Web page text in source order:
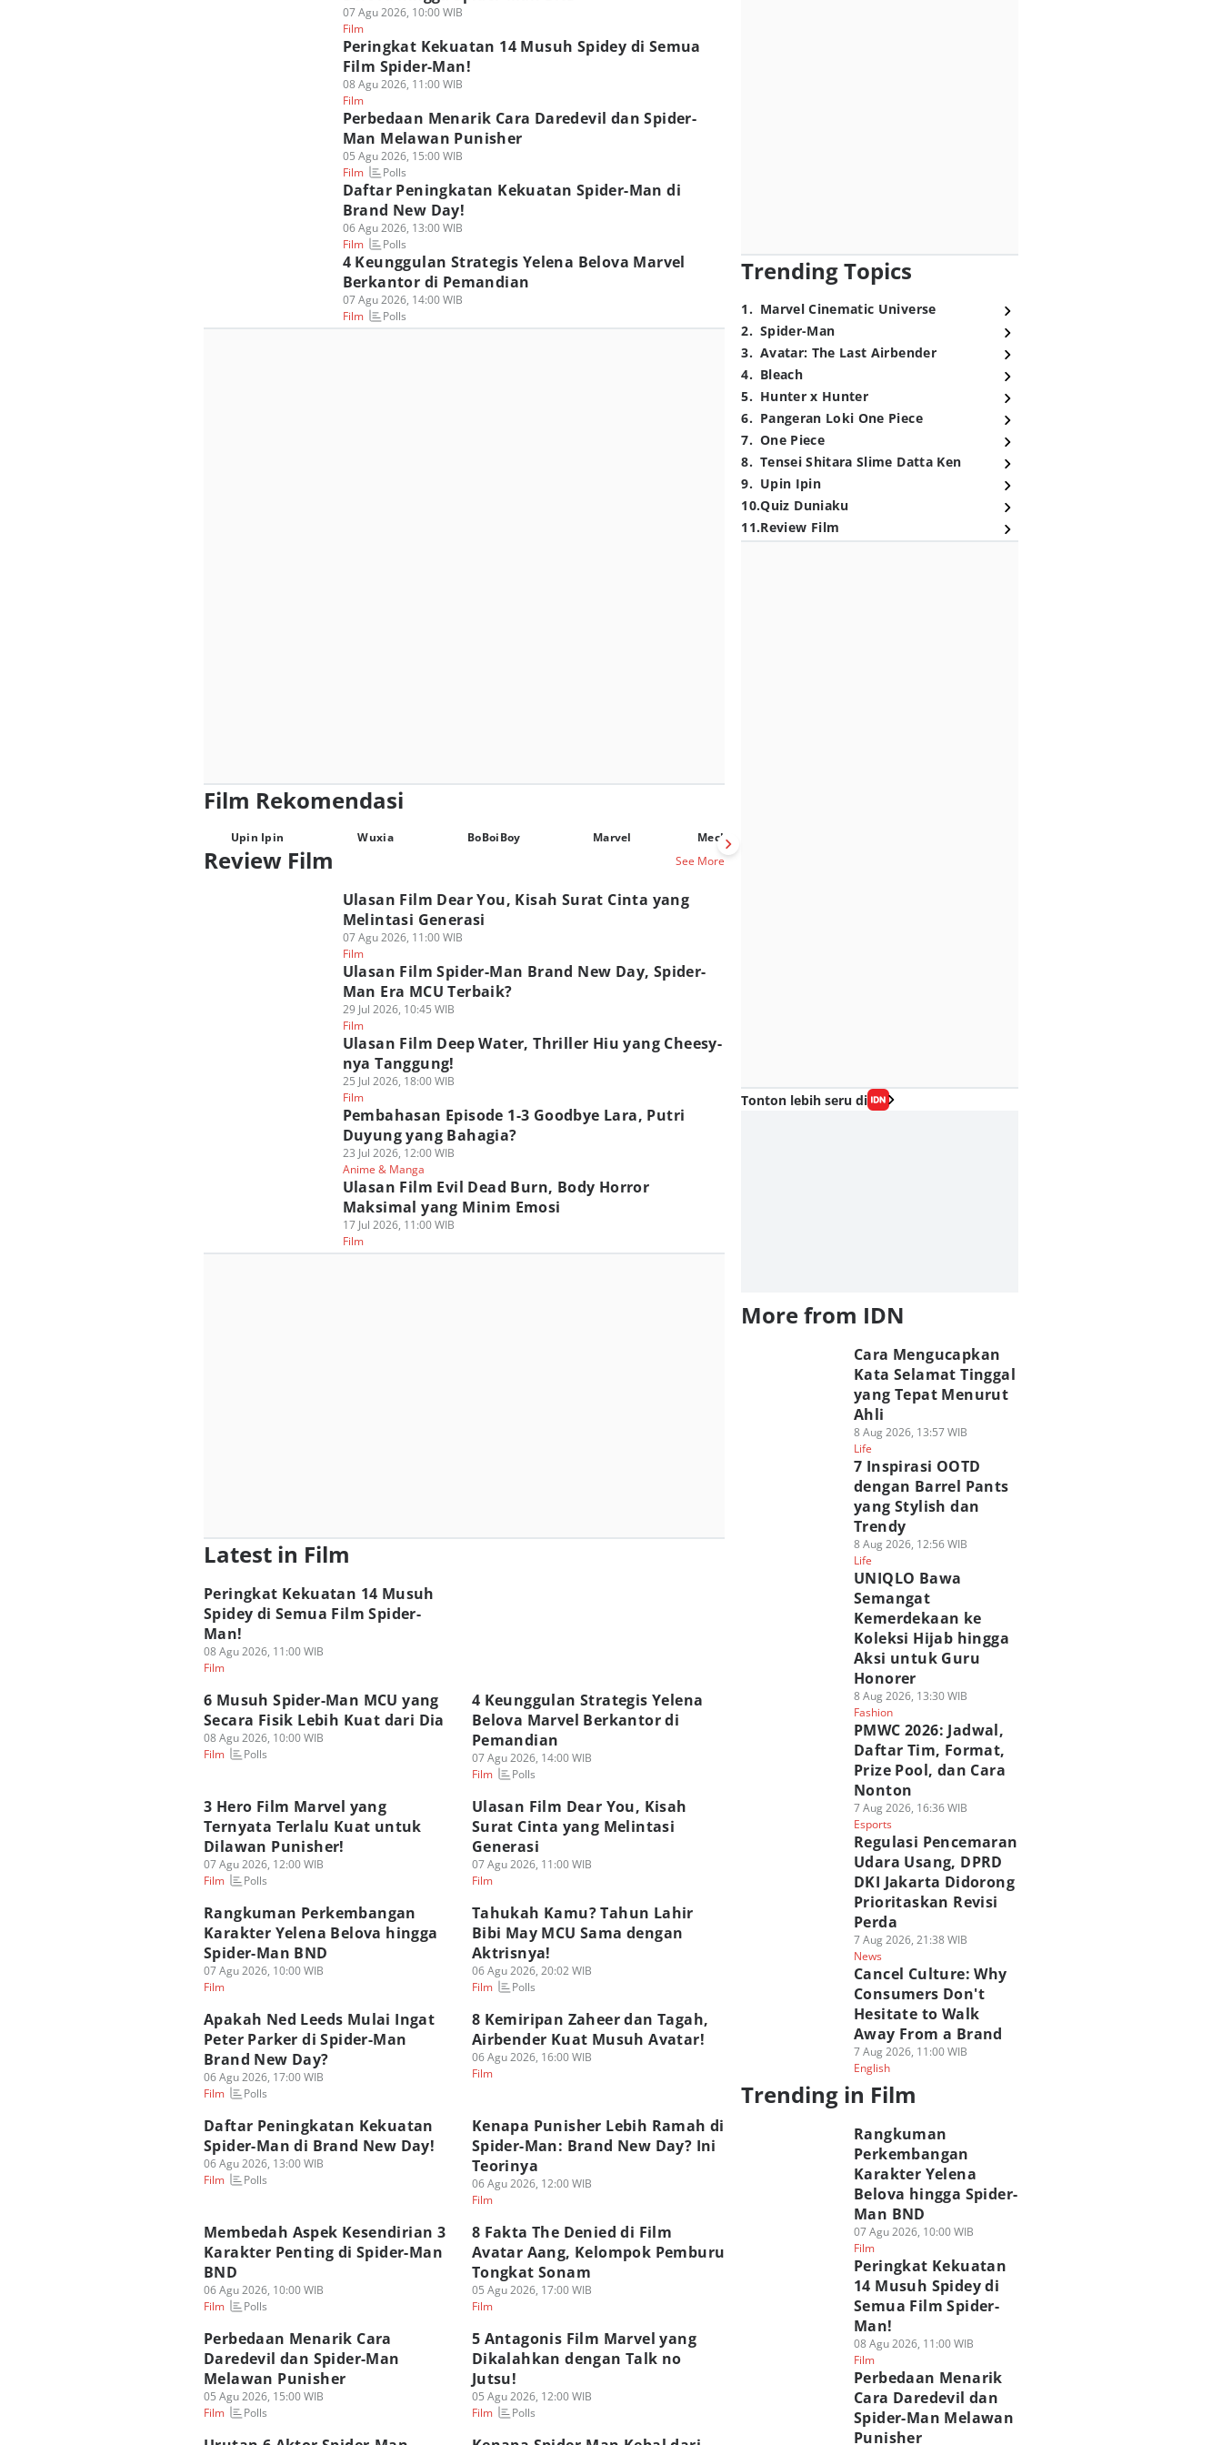
07 Agu 2026, 10:00 WIB
Film
Peringkat Kekuatan 14 Musuh Spidey di Semua
Film Spider-Man!
08 Agu 2026, 11:00 WIB
Film
Perbedaan Menarik Cara Daredevil dan Spider-
Man Melawan Punisher
05 Agu 2026, 15:00 WIB
Film
Polls
Daftar Peningkatan Kekuatan Spider-Man di
Brand New Day!
06 Agu 2026, 13:00 WIB
Film
Polls
4 Keunggulan Strategis Yelena Belova Marvel
Berkantor di Pemandian
07 Agu 2026, 14:00 WIB
Film
Polls
Film Rekomendasi
Upin Ipin Wuxia BoBoiBoy Marvel Mechamato
Review Film See More
Ulasan Film Dear You, Kisah Surat Cinta yang
Melintasi Generasi
07 Agu 2026, 11:00 WIB
Film
Ulasan Film Spider-Man Brand New Day, Spider-
Man Era MCU Terbaik?
29 Jul 2026, 10:45 WIB
Film
Ulasan Film Deep Water, Thriller Hiu yang Cheesy-
nya Tanggung!
25 Jul 2026, 18:00 WIB
Film
Pembahasan Episode 1-3 Goodbye Lara, Putri
Duyung yang Bahagia?
23 Jul 2026, 12:00 WIB
Anime & Manga
Ulasan Film Evil Dead Burn, Body Horror
Maksimal yang Minim Emosi
17 Jul 2026, 11:00 WIB
Film
Latest in Film
Peringkat Kekuatan 14 Musuh
Spidey di Semua Film Spider-
Man!
08 Agu 2026, 11:00 WIB
Film
6 Musuh Spider-Man MCU yang
Secara Fisik Lebih Kuat dari Dia
08 Agu 2026, 10:00 WIB
Film
Polls
4 Keunggulan Strategis Yelena
Belova Marvel Berkantor di
Pemandian
07 Agu 2026, 14:00 WIB
Film
Polls
3 Hero Film Marvel yang
Ternyata Terlalu Kuat untuk
Dilawan Punisher!
07 Agu 2026, 12:00 WIB
Film
Polls
Ulasan Film Dear You, Kisah
Surat Cinta yang Melintasi
Generasi
07 Agu 2026, 11:00 WIB
Film
Rangkuman Perkembangan
Karakter Yelena Belova hingga
Spider-Man BND
07 Agu 2026, 10:00 WIB
Film
Tahukah Kamu? Tahun Lahir
Bibi May MCU Sama dengan
Aktrisnya!
06 Agu 2026, 20:02 WIB
Film
Polls
Apakah Ned Leeds Mulai Ingat
Peter Parker di Spider-Man
Brand New Day?
06 Agu 2026, 17:00 WIB
Film
Polls
8 Kemiripan Zaheer dan Tagah,
Airbender Kuat Musuh Avatar!
06 Agu 2026, 16:00 WIB
Film
Daftar Peningkatan Kekuatan
Spider-Man di Brand New Day!
06 Agu 2026, 13:00 WIB
Film
Polls
Kenapa Punisher Lebih Ramah di
Spider-Man: Brand New Day? Ini
Teorinya
06 Agu 2026, 12:00 WIB
Film
Membedah Aspek Kesendirian 3
Karakter Penting di Spider-Man
BND
06 Agu 2026, 10:00 WIB
Film
Polls
8 Fakta The Denied di Film
Avatar Aang, Kelompok Pemburu
Tongkat Sonam
05 Agu 2026, 17:00 WIB
Film
Perbedaan Menarik Cara
Daredevil dan Spider-Man
Melawan Punisher
05 Agu 2026, 15:00 WIB
Film
Polls
5 Antagonis Film Marvel yang
Dikalahkan dengan Talk no
Jutsu!
05 Agu 2026, 12:00 WIB
Film
Polls
Trending Topics
1. Marvel Cinematic Universe
2. Spider-Man
3. Avatar: The Last Airbender
4. Bleach
5. Hunter x Hunter
6. Pangeran Loki One Piece
7. One Piece
8. Tensei Shitara Slime Datta Ken
9. Upin Ipin
10.Quiz Duniaku
11.Review Film
Tonton lebih seru di
More from IDN
Cara Mengucapkan
Kata Selamat Tinggal
yang Tepat Menurut
Ahli
8 Aug 2026, 13:57 WIB
Life
7 Inspirasi OOTD
dengan Barrel Pants
yang Stylish dan
Trendy
8 Aug 2026, 12:56 WIB
Life
UNIQLO Bawa
Semangat
Kemerdekaan ke
Koleksi Hijab hingga
Aksi untuk Guru
Honorer
8 Aug 2026, 13:30 WIB
Fashion
PMWC 2026: Jadwal,
Daftar Tim, Format,
Prize Pool, dan Cara
Nonton
7 Aug 2026, 16:36 WIB
Esports
Regulasi Pencemaran
Udara Usang, DPRD
DKI Jakarta Didorong
Prioritaskan Revisi
Perda
7 Aug 2026, 21:38 WIB
News
Cancel Culture: Why
Consumers Don't
Hesitate to Walk
Away From a Brand
7 Aug 2026, 11:00 WIB
English
Trending in Film
Rangkuman
Perkembangan
Karakter Yelena
Belova hingga Spider-
Man BND
07 Agu 2026, 10:00 WIB
Film
Peringkat Kekuatan
14 Musuh Spidey di
Semua Film Spider-
Man!
08 Agu 2026, 11:00 WIB
Film
Perbedaan Menarik
Cara Daredevil dan
Spider-Man Melawan
Punisher